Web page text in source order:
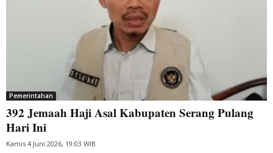
Pemerintahan
392 Jemaah Haji Asal Kabupaten Serang Pulang
Hari Ini
Kamis 4 Juni 2026, 19:03 WIB